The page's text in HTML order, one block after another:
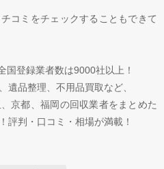
コミをチェックすることもできて
国登録業者数は9000社以上！
遺品整理、不用品買取など、
京都、福岡の回収業者をまとめた
評判・口コミ・相場が満載！